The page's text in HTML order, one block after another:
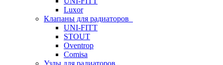
Luxor
Клапаны для радиаторов
UNI-FITT
STOUT
Oventrop
Comisa
Узлы для радиаторов